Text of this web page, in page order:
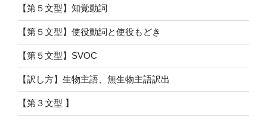
【第５文型】知覚動詞
【第５文型】使役動詞と使役もどき
【第５文型】SVOC
【訳し方】生物主語、無生物主語訳出
【第３文型 】